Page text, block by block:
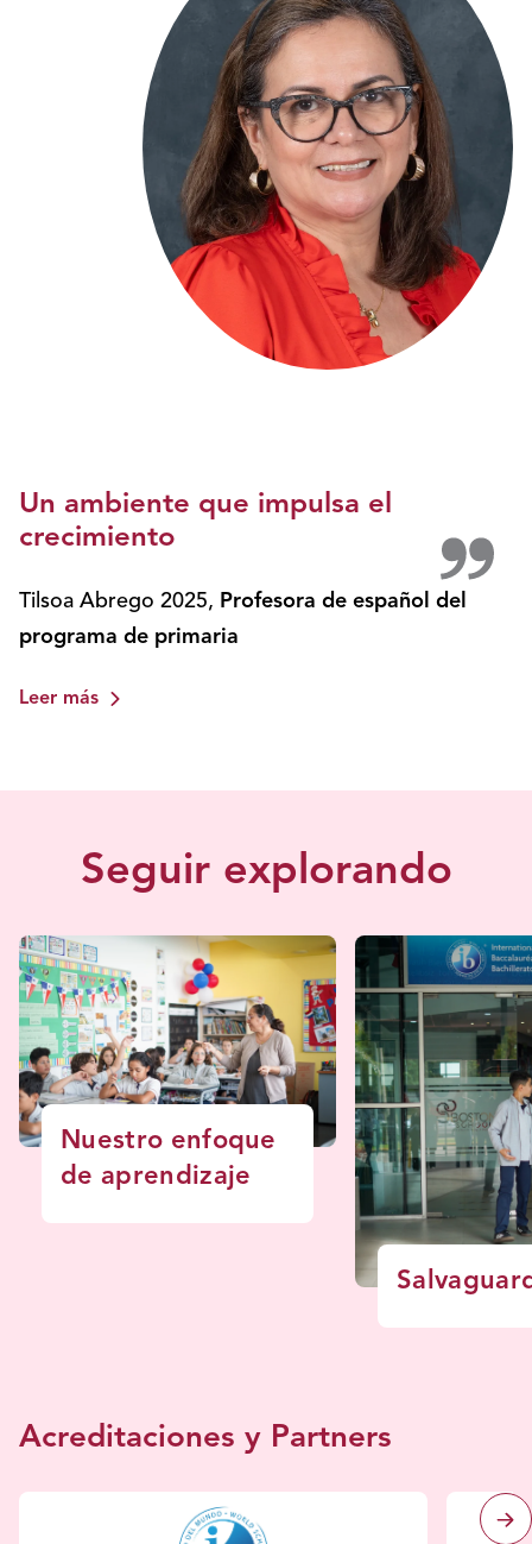
Un ambiente que impulsa el
crecimiento
Tilsoa Abrego 2025, Profesora de español del
programa de primaria
Leer más
Seguir explorando
Nuestro enfoque
de aprendizaje
Acreditaciones y Partners